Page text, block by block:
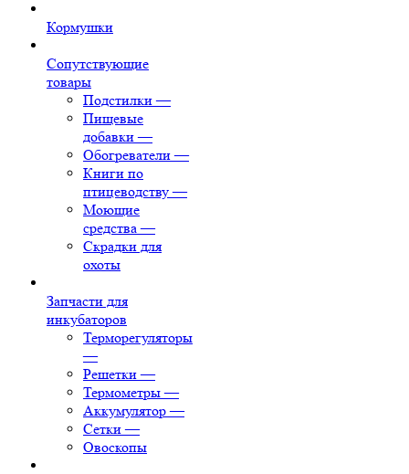
Кормушки
Сопутствующие
товары
Подстилки —
Пищевые
добавки —
Обогреватели —
Книги по
птицеводству —
Моющие
средства —
Скрадки для
охоты
Запчасти для
инкубаторов
Терморегуляторы
—
Решетки —
Термометры —
Аккумулятор —
Сетки —
Овоскопы